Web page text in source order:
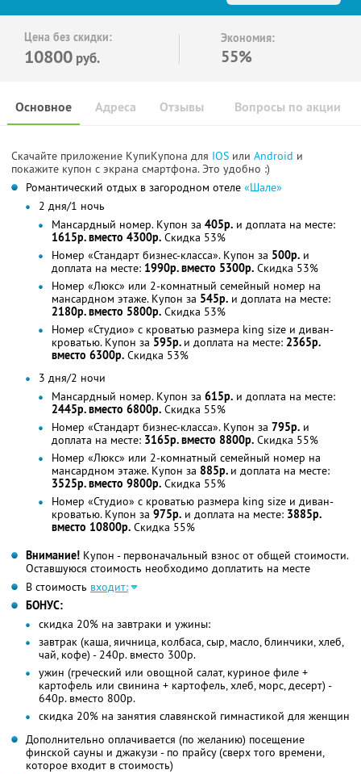
Цена без скидки:
10800 руб.
Экономия:
55%
Основное Отзывы Вопросы по акции
Адреса
Скачайте приложение КупиКупона для IOS или Android и
покажите купон с экрана смартфона. Это удобно :)
Романтический отдых в загородном отеле «Шале»
2 дня/1 ночь
Мансардный номер. Купон за 405р. и доплата на месте:
1615р. вместо 4300р. Скидка 53%
Номер «Стандарт бизнес-класса». Купон за 500р. и
доплата на месте: 1990р. вместо 5300р. Скидка 53%
Номер «Люкс» или 2-комнатный семейный номер на
мансардном этаже. Купон за 545р. и доплата на месте:
2180р. вместо 5800р. Скидка 53%
Номер «Студио» с кроватью размера king size и диван-
кроватью. Купон за 595р. и доплата на месте: 2365р.
вместо 6300р. Скидка 53%
3 дня/2 ночи
Мансардный номер. Купон за 615р. и доплата на месте:
2445р. вместо 6800р. Скидка 55%
Номер «Стандарт бизнес-класса». Купон за 795р. и
доплата на месте: 3165р. вместо 8800р. Скидка 55%
Номер «Люкс» или 2-комнатный семейный номер на
мансардном этаже. Купон за 885р. и доплата на месте:
3525р. вместо 9800р. Скидка 55%
Номер «Студио» с кроватью размера king size и диван-
кроватью. Купон за 975р. и доплата на месте: 3885р.
вместо 10800р. Скидка 55%
Внимание! Купон - первоначальный взнос от общей стоимости.
Оставшуюся стоимость необходимо доплатить на месте
В стоимость входит:
БОНУС:
скидка 20% на завтраки и ужины:
завтрак (каша, яичница, колбаса, сыр, масло, блинчики, хлеб,
чай, кофе) - 240р. вместо 300р.
ужин (греческий или овощной салат, куриное филе +
картофель или свинина + картофель, хлеб, морс, десерт) -
640р. вместо 800р.
скидка 20% на занятия славянской гимнастикой для женщин
Дополнительно оплачивается (по желанию) посещение
финской сауны и джакузи - по прайсу (сверх того времени,
которое входит в стоимость)